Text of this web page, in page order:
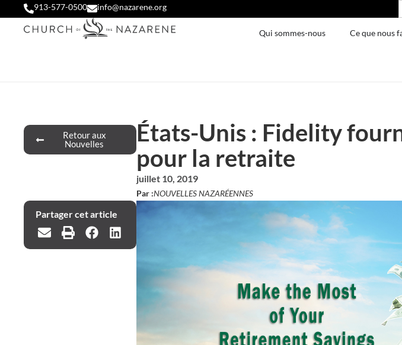
913-577-0500 info@nazarene.org
Qui sommes-nous Ce que nous
Retour aux
Nouvelles
États-Unis : Fidelity
pour la retraite
juillet 10, 2019
Par :NOUVELLES NAZARÉENNES
Partager cet article